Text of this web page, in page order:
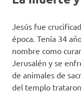
Jesús fue
época. Tenía 34
nombre como
Jerusalén y se
de animales de
del templo